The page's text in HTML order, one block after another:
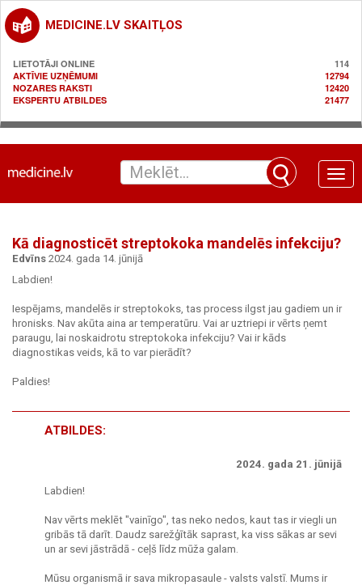
MEDICINE.LV SKAITĻOS
LIETOTĀJI ONLINE
114
AKTĪVIE UZŅĒMUMI
12794
NOZARES RAKSTI
12420
EKSPERTU ATBILDES
21477
Toggle
Kā diagnosticēt streptokoka mandelēs infekciju?
Edvīns 2024. gada 14. jūnijā
Labdien!
Iespējams, mandelēs ir streptokoks, tas process ilgst jau gadiem un ir
hronisks. Nav akūta aina ar temperatūru. Vai ar uztriepi ir vērts ņemt
paraugu, lai noskaidrotu streptokoka infekciju? Vai ir kāds
diagnostikas veids, kā to var pierādīt?
Paldies!
ATBILDES:
2024. gada 21. jūnijā
Labdien!
Nav vērts meklēt "vainīgo", tas neko nedos, kaut tas ir viegli un
gribās tā darīt. Daudz sarežģītāk saprast, ka viss sākas ar sevi
un ar sevi jāstrādā - ceļš līdz mūža galam.
Mūsu organismā ir sava mikropasaule - valsts valstī. Mums ir